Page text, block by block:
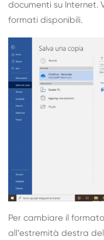
documenti su Internet.
formati disponibili.
Per cambiare il
all’estremità destra